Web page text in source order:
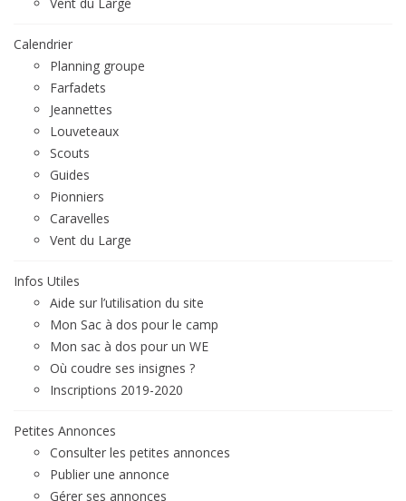
Calendrier
Planning groupe
Farfadets
Jeannettes
Louveteaux
Scouts
Guides
Pionniers
Caravelles
Vent du Large
Infos Utiles
Aide sur l’utilisation du site
Mon Sac à dos pour le camp
Mon sac à dos pour un WE
Où coudre ses insignes ?
Inscriptions 2019-2020
Petites Annonces
Consulter les petites annonces
Publier une annonce
Gérer ses annonces